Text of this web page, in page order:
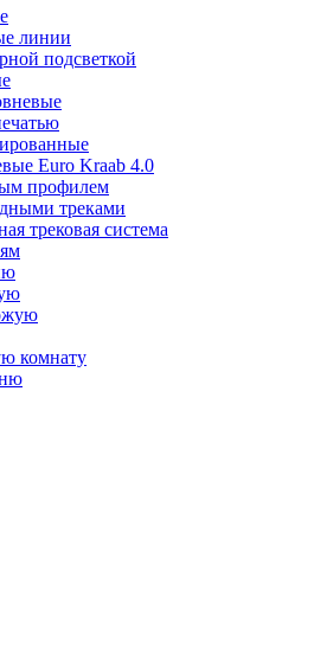
линии
подсветкой
Euro Kraab 4.0
профилем
треками
трековая система
комнату